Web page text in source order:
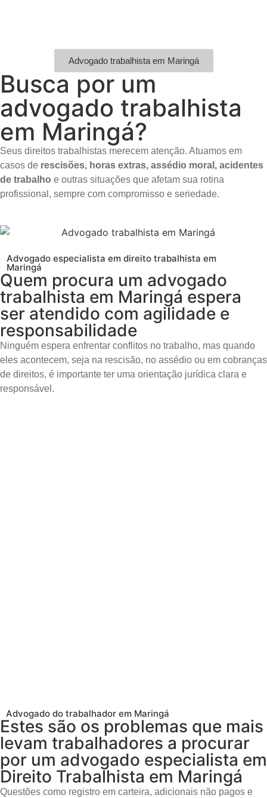
Advogado trabalhista em Maringá
Busca por um
advogado trabalhista
em Maringá?
Seus direitos trabalhistas merecem atenção. Atuamos em
casos de rescisões, horas extras, assédio moral, acidentes
de trabalho e outras situações que afetam sua rotina
profissional, sempre com compromisso e seriedade.
Advogado especialista em direito trabalhista em
Maringá
Quem procura um advogado
trabalhista em Maringá espera
ser atendido com agilidade e
responsabilidade
Ninguém espera enfrentar conflitos no trabalho, mas quando
eles acontecem, seja na rescisão, no assédio ou em cobranças
de direitos, é importante ter uma orientação jurídica clara e
responsável.
Advogado do trabalhador em Maringá
Estes são os problemas que mais
levam trabalhadores a procurar
por um advogado especialista em
Direito Trabalhista em Maringá
Questões como registro em carteira, adicionais não pagos e